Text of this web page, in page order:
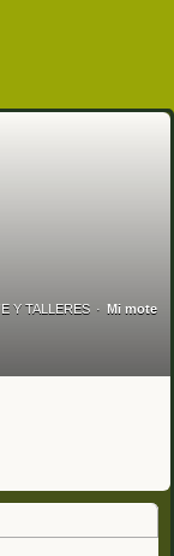
Y TALLERES
Mi mote